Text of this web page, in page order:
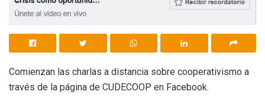
Comienzan las charlas a distancia sobre cooperativismo a
través de la página de CUDECOOP en Facebook.